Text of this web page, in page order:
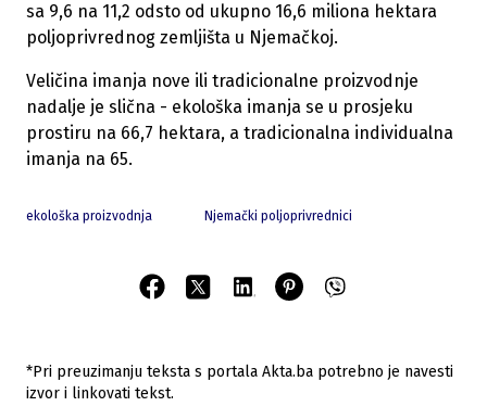
sa 9,6 na 11,2 odsto od ukupno 16,6 miliona hektara
poljoprivrednog zemljišta u Njemačkoj.
Veličina imanja nove ili tradicionalne proizvodnje
nadalje je slična - ekološka imanja se u prosjeku
prostiru na 66,7 hektara, a tradicionalna individualna
imanja na 65.
ekološka proizvodnja Njemački poljoprivrednici
*Pri preuzimanju teksta s portala Akta.ba potrebno je navesti
izvor i linkovati tekst.